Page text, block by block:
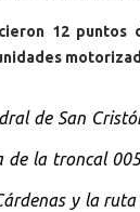
12 puntos
de San
de la troncal
y la